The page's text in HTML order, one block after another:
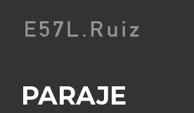
PARAJE